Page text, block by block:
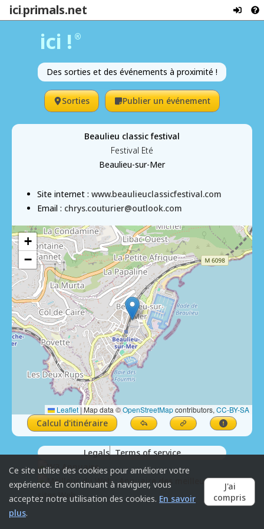
ici.primals.net
ici ! ®
Des sorties et des événements à proximité !
Sorties Publier un événement
Beaulieu classic festival
Festival Eté
Beaulieu-sur-Mer
Site internet : www.beaulieuclassicfestival.com
Email : chrys.couturier@outlook.com
+
−
Leaflet |Map data ©OpenStreetMapcontributors, CC-BY-SA
Calcul d'itinéraire
Legals Terms of service
Ce site utilise des cookies pour améliorer votre
expérience. En continuant à naviguer, vous
acceptez notre utilisation des cookies. En savoir
plus.
J'ai
compris